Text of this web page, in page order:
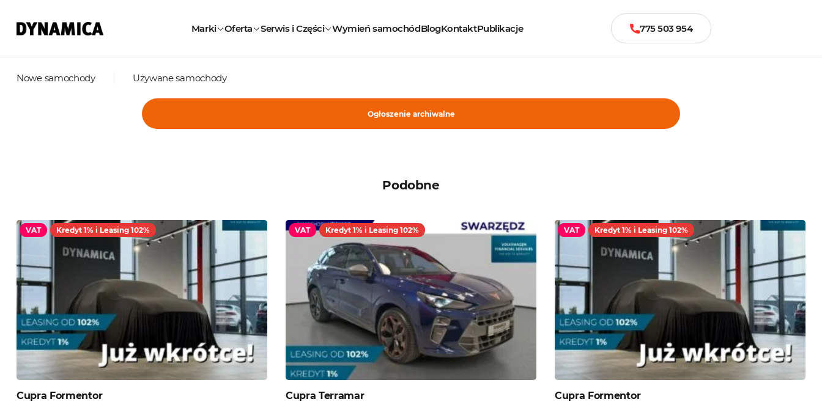
Marki Oferta Serwis i Części Wymień samochódBlogKontaktPublikacje 775 503 954
Nowe samochody Używane samochody
Ogłoszenie archiwalne
Podobne
VAT Kredyt 1% i Leasing 102%
Cupra Formentor
VAT Kredyt 1% i Leasing 102%
Cupra Terramar
VAT Kredyt 1% i Leasing 102%
Cupra Formentor